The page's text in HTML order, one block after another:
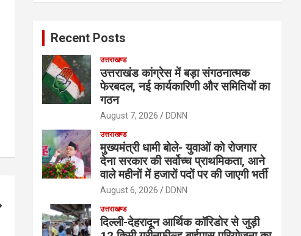
Recent Posts
उत्तराखण्ड
उत्तराखंड कांग्रेस में बड़ा संगठनात्मक
फेरबदल, नई कार्यकारिणी और समितियों का
गठन
August 7, 2026 DDNN
उत्तराखण्ड
मुख्यमंत्री धामी बोले- युवाओं को रोजगार
देना सरकार की सर्वोच्च प्राथमिकता, आने
वाले महीनों में हजारों पदों पर की जाएगी भर्ती
August 6, 2026 DDNN
उत्तराखण्ड
दिल्ली-देहरादून आर्थिक कॉरिडोर से जुड़ी